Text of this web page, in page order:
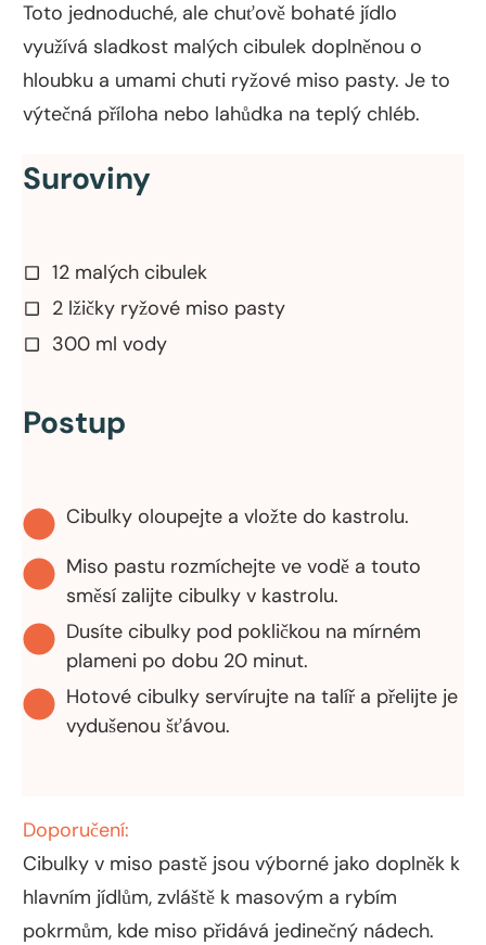
Toto jednoduché, ale chuťově bohaté jídlo
využívá sladkost malých cibulek doplněnou o
hloubku a umami chuti ryžové miso pasty. Je to
výtečná příloha nebo lahůdka na teplý chléb.
Suroviny
12 malých cibulek
2 lžičky ryžové miso pasty
300 ml vody
Postup
Cibulky oloupejte a vložte do kastrolu.
Miso pastu rozmíchejte ve vodě a touto
směsí zalijte cibulky v kastrolu.
Dusíte cibulky pod pokličkou na mírném
plameni po dobu 20 minut.
Hotové cibulky servírujte na talíř a přelijte je
vydušenou šťávou.
Doporučení:
Cibulky v miso pastě jsou výborné jako doplněk k
hlavním jídlům, zvláště k masovým a rybím
pokrmům, kde miso přidává jedinečný nádech.